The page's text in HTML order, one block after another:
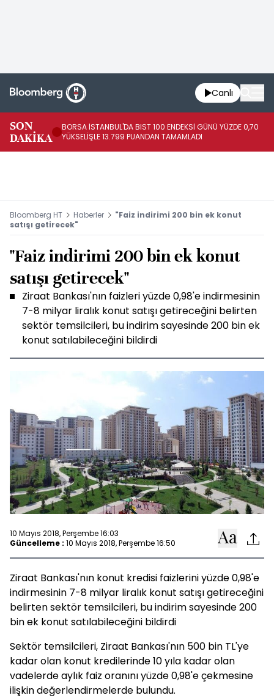
Canlı
SON
DAKİKA
BORSA İSTANBUL'DA BIST 100 ENDEKSİ GÜNÜ YÜZDE 0,70
YÜKSELİŞLE 13.799 PUANDAN TAMAMLADI
Bloomberg HT Haberler
"Faiz indirimi 200 bin ek konut
satışı getirecek"
"Faiz indirimi 200 bin ek konut
satışı getirecek"
Ziraat Bankası'nın faizleri yüzde 0,98'e indirmesinin
7-8 milyar liralık konut satışı getireceğini belirten
sektör temsilcileri, bu indirim sayesinde 200 bin ek
konut satılabileceğini bildirdi
10 Mayıs 2018, Perşembe 16:03
Güncelleme : 10 Mayıs 2018, Perşembe 16:50
Ziraat Bankası'nın konut kredisi faizlerini yüzde 0,98'e
indirmesinin 7-8 milyar liralık konut satışı getireceğini
belirten sektör temsilcileri, bu indirim sayesinde 200
bin ek konut satılabileceğini bildirdi
Sektör temsilcileri, Ziraat Bankası'nın 500 bin TL'ye
kadar olan konut kredilerinde 10 yıla kadar olan
vadelerde aylık faiz oranını yüzde 0,98'e çekmesine
ilişkin değerlendirmelerde bulundu.